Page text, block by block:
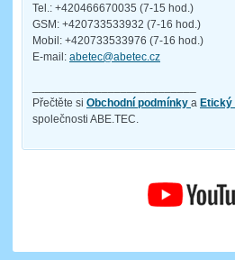
Tel.: +420466670035 (7-15 hod.)
GSM: +420733533932 (7-16 hod.)
Mobil: +420733533976 (7-16 hod.)
E-mail: abetec@abetec.cz
Přečtěte si Obchodní podmínky a Etický
společnosti ABE.TEC.